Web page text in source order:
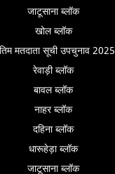
जाटूसाना ब्लॉक
खोल ब्लॉक
मतदाता सूची उपचुनाव 2025
रेवाड़ी ब्लॉक
बावल ब्लॉक
नाहर ब्लॉक
दहिना ब्लॉक
धारूहेड़ा ब्लॉक
जाटूसाना ब्लॉक